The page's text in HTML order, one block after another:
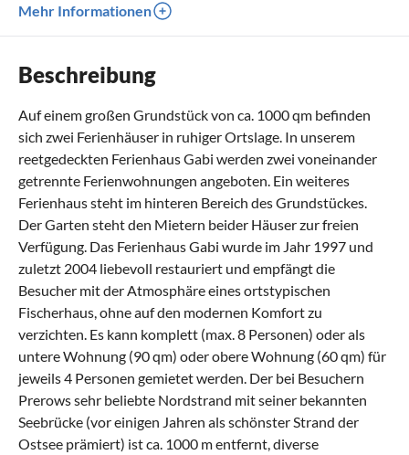
Mehr Informationen
Beschreibung
Auf einem großen Grundstück von ca. 1000 qm befinden
sich zwei Ferienhäuser in ruhiger Ortslage. In unserem
reetgedeckten Ferienhaus Gabi werden zwei voneinander
getrennte Ferienwohnungen angeboten. Ein weiteres
Ferienhaus steht im hinteren Bereich des Grundstückes.
Der Garten steht den Mietern beider Häuser zur freien
Verfügung. Das Ferienhaus Gabi wurde im Jahr 1997 und
zuletzt 2004 liebevoll restauriert und empfängt die
Besucher mit der Atmosphäre eines ortstypischen
Fischerhaus, ohne auf den modernen Komfort zu
verzichten. Es kann komplett (max. 8 Personen) oder als
untere Wohnung (90 qm) oder obere Wohnung (60 qm) für
jeweils 4 Personen gemietet werden. Der bei Besuchern
Prerows sehr beliebte Nordstrand mit seiner bekannten
Seebrücke (vor einigen Jahren als schönster Strand der
Ostsee prämiert) ist ca. 1000 m entfernt, diverse